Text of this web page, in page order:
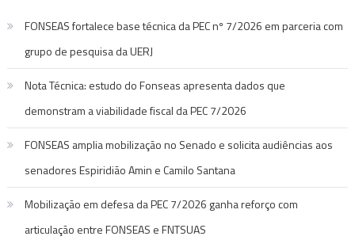
FONSEAS fortalece base técnica da PEC nº 7/2026 em parceria com
grupo de pesquisa da UERJ
Nota Técnica: estudo do Fonseas apresenta dados que
demonstram a viabilidade fiscal da PEC 7/2026
FONSEAS amplia mobilização no Senado e solicita audiências aos
senadores Espiridião Amin e Camilo Santana
Mobilização em defesa da PEC 7/2026 ganha reforço com
articulação entre FONSEAS e FNTSUAS